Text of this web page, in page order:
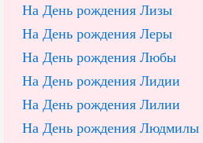
На День рождения Лизы
На День рождения Леры
На День рождения Любы
На День рождения Лидии
На День рождения Лилии
На День рождения Людмилы